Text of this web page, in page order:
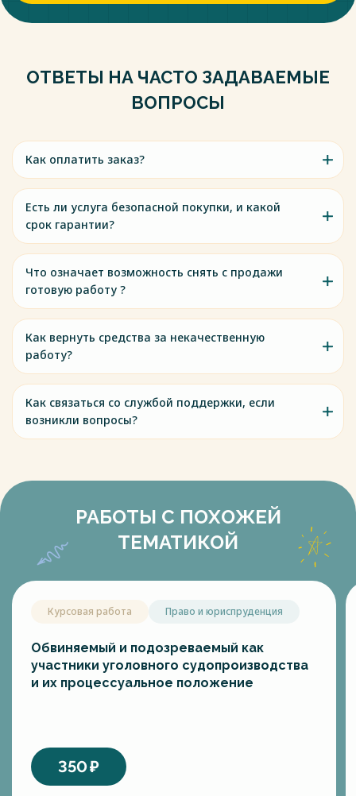
ОТВЕТЫ НА ЧАСТО ЗАДАВАЕМЫЕ
ВОПРОСЫ
Как оплатить заказ?
Есть ли услуга безопасной покупки, и какой
срок гарантии?
Что означает возможность снять с продажи
готовую работу ?
Как вернуть средства за некачественную
работу?
Как связаться со службой поддержки, если
возникли вопросы?
РАБОТЫ С ПОХОЖЕЙ
ТЕМАТИКОЙ
Курсовая работа Право и юриспруденция
Обвиняемый и подозреваемый как
участники уголовного судопроизводства
и их процессуальное положение
350₽